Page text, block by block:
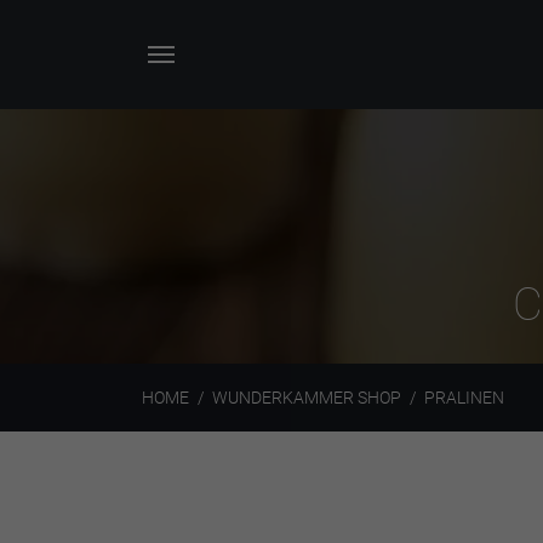
HOME WUNDERKAMMER SHOP PRALINEN